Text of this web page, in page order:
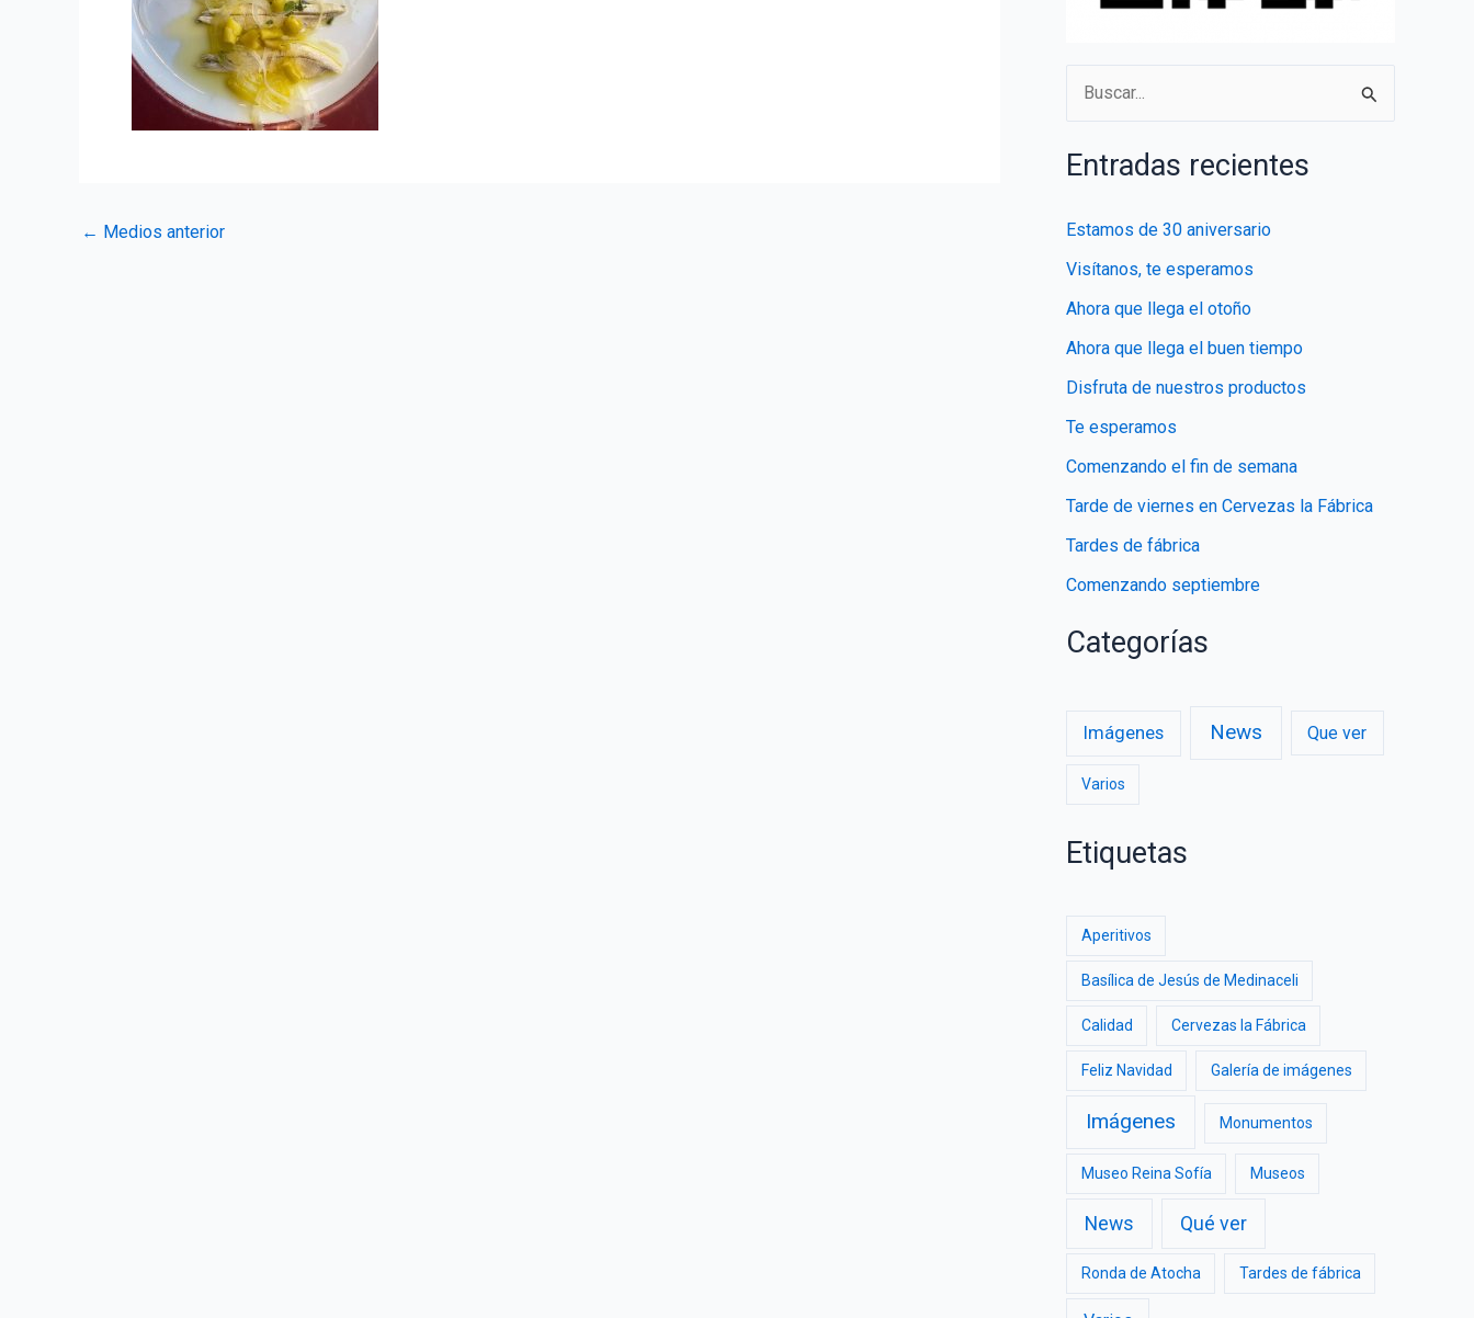
Navegación
← Medios anterior
u
s
a
:
Entradas recientes
Estamos de 30 aniversario
Visítanos, te esperamos
Ahora que llega el otoño
Ahora que llega el buen tiempo
Disfruta de nuestros productos
Te esperamos
Comenzando el fin de semana
Tarde de viernes en Cervezas la Fábrica
Tardes de fábrica
Comenzando septiembre
Categorías
Imágenes News Que ver
Varios
Etiquetas
Aperitivos
Basílica de Jesús de Medinaceli
Calidad Cervezas la Fábrica
Feliz Navidad Galería de imágenes
Imágenes Monumentos
Museo Reina Sofía Museos
News Qué ver
Ronda de Atocha Tardes de fábrica